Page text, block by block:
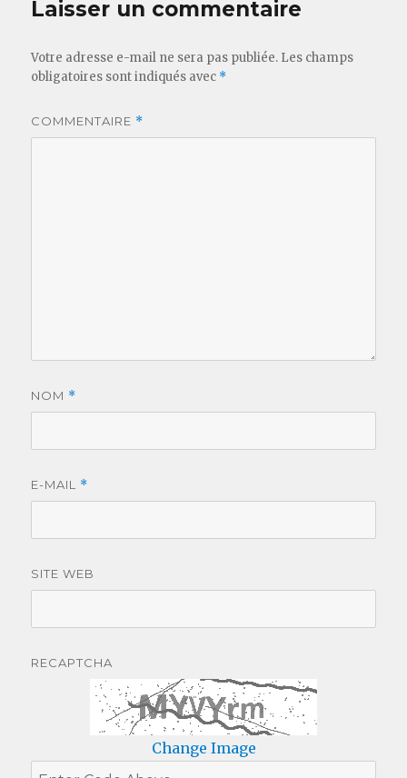
Laisser un commentaire
Votre adresse e-mail ne sera pas publiée. Les champs
obligatoires sont indiqués avec *
COMMENTAIRE *
NOM *
E-MAIL *
SITE WEB
RECAPTCHA
Change Image